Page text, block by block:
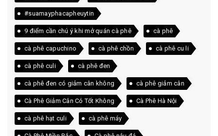
#suamayphacapheuytin
9 điểm cần chú ý khi mở quán cà phê cà phê
cà phê capuchino cà phê chồn cà phê cu li
cà phê culi cà phê đen
cà phê đen có giảm cân không cà phê giảm cân
Cà Phê Giảm Cân Có Tốt Không Cà Phê Hà Nội
cà phê hạt culi cà phê máy